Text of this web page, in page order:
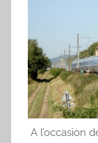
A l’occasion